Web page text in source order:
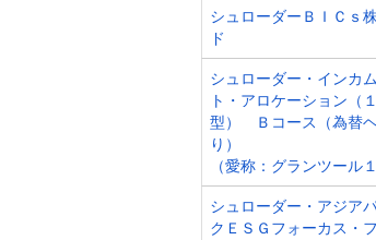
シュローダーＢＩＣｓ
ド
シュローダー・インカ
ト・アロケーション（
型） Ｂコース（為替
り）
（愛称：グランツール１
シュローダー・アジア
クＥＳＧフォーカス・